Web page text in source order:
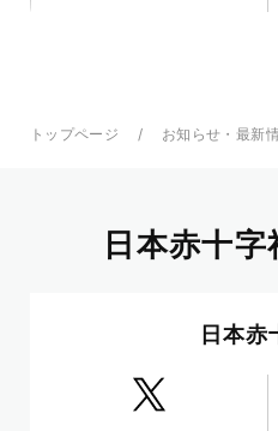
トップページ お知らせ・最新
日本赤十
日本赤